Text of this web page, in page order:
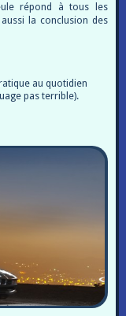
répond à tous les
la conclusion des
au quotidien
pas terrible).